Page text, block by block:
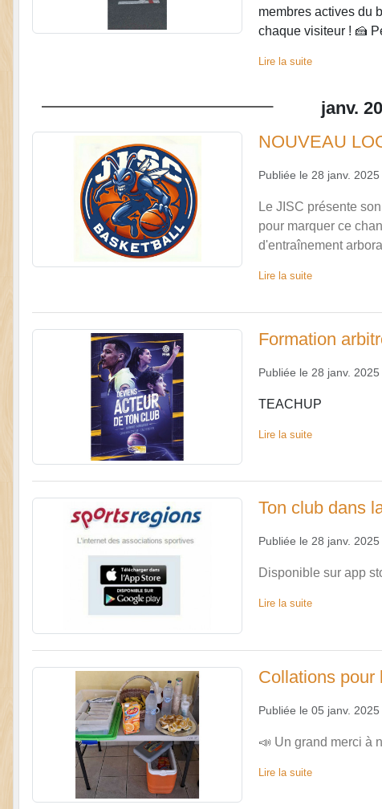
membres actives du
chaque visiteur ! 🍰
Lire la suite
janv.
NOUVEAU
Publiée le 28 janv. 2025
Le JISC présente
pour marquer ce
d'entraînement
Lire la suite
Formation
Publiée le 28 janv. 2025
TEACHUP
Lire la suite
Ton club dans
Publiée le 28 janv. 2025
Disponible sur app
Lire la suite
Collations pour
Publiée le 05 janv. 2025
📣 Un grand merci à
Lire la suite